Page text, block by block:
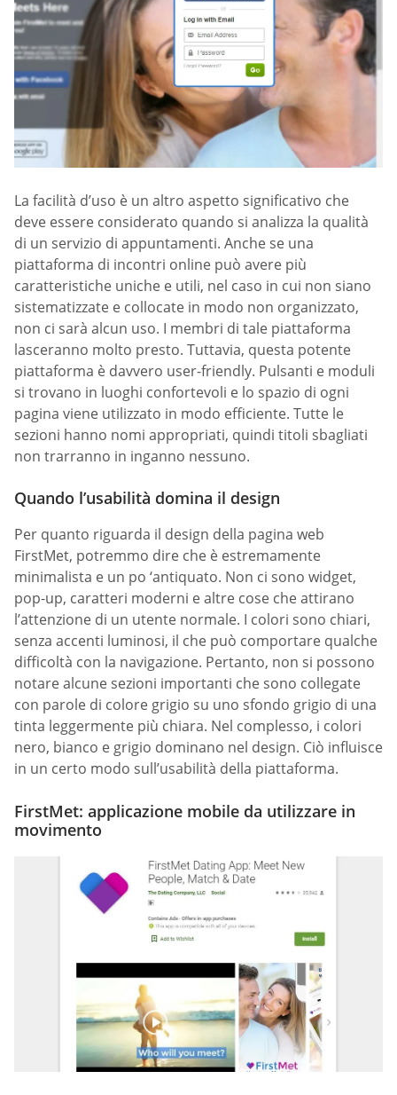
La facilità d’uso è un altro aspetto significativo che
deve essere considerato quando si analizza la qualità
di un servizio di appuntamenti. Anche se una
piattaforma di incontri online può avere più
caratteristiche uniche e utili, nel caso in cui non siano
sistematizzate e collocate in modo non organizzato,
non ci sarà alcun uso. I membri di tale piattaforma
lasceranno molto presto. Tuttavia, questa potente
piattaforma è davvero user-friendly. Pulsanti e moduli
si trovano in luoghi confortevoli e lo spazio di ogni
pagina viene utilizzato in modo efficiente. Tutte le
sezioni hanno nomi appropriati, quindi titoli sbagliati
non trarranno in inganno nessuno.
Quando l’usabilità domina il design
Per quanto riguarda il design della pagina web
FirstMet, potremmo dire che è estremamente
minimalista e un po ‘antiquato. Non ci sono widget,
pop-up, caratteri moderni e altre cose che attirano
l’attenzione di un utente normale. I colori sono chiari,
senza accenti luminosi, il che può comportare qualche
difficoltà con la navigazione. Pertanto, non si possono
notare alcune sezioni importanti che sono collegate
con parole di colore grigio su uno sfondo grigio di una
tinta leggermente più chiara. Nel complesso, i colori
nero, bianco e grigio dominano nel design. Ciò influisce
in un certo modo sull’usabilità della piattaforma.
FirstMet: applicazione mobile da utilizzare in
movimento